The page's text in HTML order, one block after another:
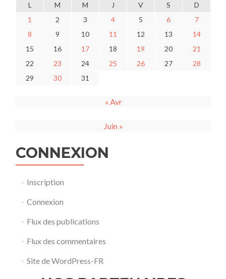
L M M J V S
D
1
2 3 4 5 6
7
8
9 10 11 12 13
14
15
16 17 18 19 20
21
22
23 24 25 26 27
28
29
30 31
« Avr
Juin »
CONNEXION
Inscription
Connexion
Flux des publications
Flux des commentaires
Site de WordPress-FR